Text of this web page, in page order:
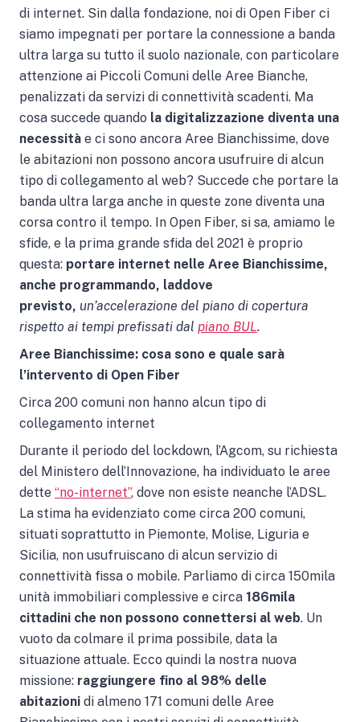
di internet. Sin dalla fondazione, noi di Open Fiber ci
siamo impegnati per portare la connessione a banda
ultra larga su tutto il suolo nazionale, con particolare
attenzione ai Piccoli Comuni delle Aree Bianche,
penalizzati da servizi di connettività scadenti. Ma
cosa succede quando la digitalizzazione diventa una
necessità e ci sono ancora Aree Bianchissime, dove
le abitazioni non possono ancora usufruire di alcun
tipo di collegamento al web? Succede che portare la
banda ultra larga anche in queste zone diventa una
corsa contro il tempo. In Open Fiber, si sa, amiamo le
sfide, e la prima grande sfida del 2021 è proprio
questa: portare internet nelle Aree Bianchissime,
anche programmando, laddove
previsto, un’accelerazione del piano di copertura
rispetto ai tempi prefissati dal piano BUL.
Aree Bianchissime: cosa sono e quale sarà
l’intervento di Open Fiber
Circa 200 comuni non hanno alcun tipo di
collegamento internet
Durante il periodo del lockdown, l’Agcom, su richiesta
del Ministero dell’Innovazione, ha individuato le aree
dette “no-internet”, dove non esiste neanche l’ADSL.
La stima ha evidenziato come circa 200 comuni,
situati soprattutto in Piemonte, Molise, Liguria e
Sicilia, non usufruiscano di alcun servizio di
connettività fissa o mobile. Parliamo di circa 150mila
unità immobiliari complessive e circa 186mila
cittadini che non possono connettersi al web. Un
vuoto da colmare il prima possibile, data la
situazione attuale. Ecco quindi la nostra nuova
missione: raggiungere fino al 98% delle
abitazioni di almeno 171 comuni delle Aree